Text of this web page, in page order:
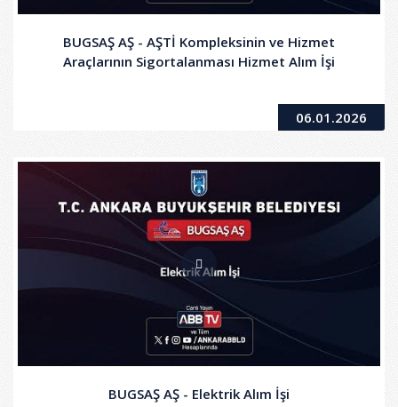
BUGSAŞ AŞ - AŞTİ Kompleksinin ve Hizmet
Araçlarının Sigortalanması Hizmet Alım İşi
06.01.2026
BUGSAŞ AŞ - Elektrik Alım İşi